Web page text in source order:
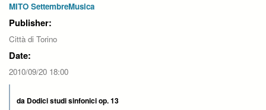
MITO SettembreMusica
Publisher:
Città di Torino
Date:
2010/09/20 18:00
da Dodici studi sinfonici op. 13